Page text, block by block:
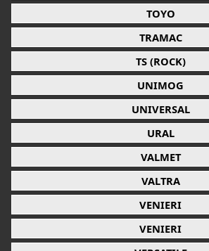
TOYO
TRAMAC
TS (ROCK)
UNIMOG
UNIVERSAL
URAL
VALMET
VALTRA
VENIERI
VENIERI